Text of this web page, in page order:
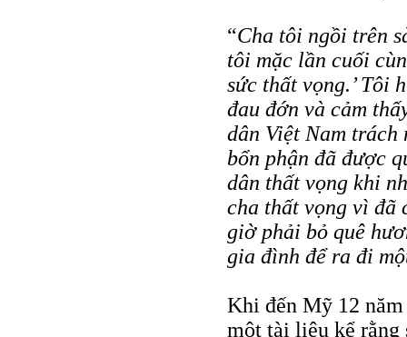
“Cha tôi ngồi trên
tôi mặc lần cuối
sức thất vọng.’ Tôi
đau đớn và cảm
dân Việt Nam trách
bổn phận đã được
dân thất vọng khi
cha thất vọng vì đã
giờ phải bỏ quê
gia đình để ra đi
Khi đến Mỹ 12
một tài liệu kể rằng